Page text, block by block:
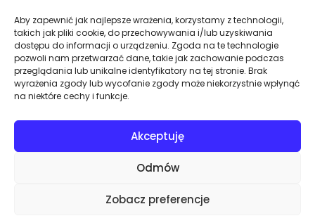
Aby zapewnić jak najlepsze wrażenia, korzystamy z technologii,
takich jak pliki cookie, do przechowywania i/lub uzyskiwania
dostępu do informacji o urządzeniu. Zgoda na te technologie
pozwoli nam przetwarzać dane, takie jak zachowanie podczas
przeglądania lub unikalne identyfikatory na tej stronie. Brak
wyrażenia zgody lub wycofanie zgody może niekorzystnie wpłynąć
na niektóre cechy i funkcje.
Akceptuję
Odmów
Zobacz preferencje
Przydatne linki
Oferta
Wycena